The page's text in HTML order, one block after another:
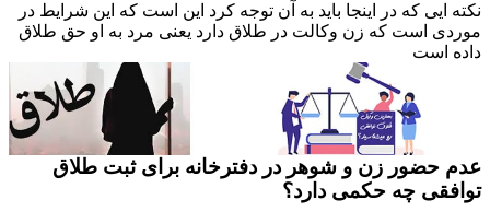
نکته ایی که در اینجا باید به آن توجه کرد این است که این شرایط در
موردی است که زن وکالت در طلاق دارد یعنی مرد به او حق طلاق
داده است
عدم حضور زن و شوهر در دفترخانه برای ثبت طلاق
توافقی چه حکمی دارد؟